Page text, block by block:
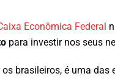
Econômica Federal
para investir nos seus
brasileiros, é uma